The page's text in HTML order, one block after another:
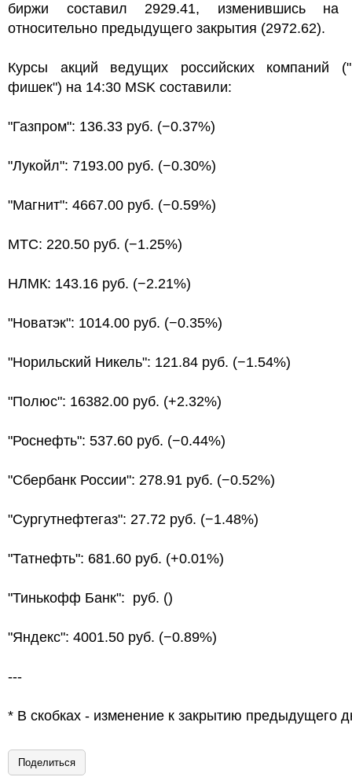
биржи составил 2929.41, изменившись на
относительно предыдущего закрытия (2972.62).
Курсы акций ведущих российских компаний
фишек") на 14:30 MSK составили:
"Газпром": 136.33 руб. (−0.37%)
"Лукойл": 7193.00 руб. (−0.30%)
"Магнит": 4667.00 руб. (−0.59%)
МТС: 220.50 руб. (−1.25%)
НЛМК: 143.16 руб. (−2.21%)
"Новатэк": 1014.00 руб. (−0.35%)
"Норильский Никель": 121.84 руб. (−1.54%)
"Полюс": 16382.00 руб. (+2.32%)
"Роснефть": 537.60 руб. (−0.44%)
"Сбербанк России": 278.91 руб. (−0.52%)
"Сургутнефтегаз": 27.72 руб. (−1.48%)
"Татнефть": 681.60 руб. (+0.01%)
"Тинькофф Банк": руб. ()
"Яндекс": 4001.50 руб. (−0.89%)
---
* В скобках - изменение к закрытию предыдущего
Поделиться